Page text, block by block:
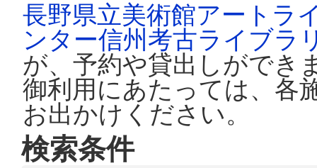
長野県立美術館アートラ
ンター信州考古ライブラ
が、予約や貸出しができ
御利用にあたっては、各
お出かけください。
検索条件